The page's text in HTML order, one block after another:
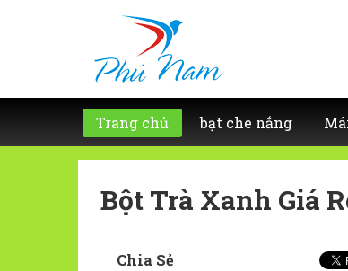
Trang chủ bạt che nắng
Bột Trà Xanh Giá
Chia Sẻ